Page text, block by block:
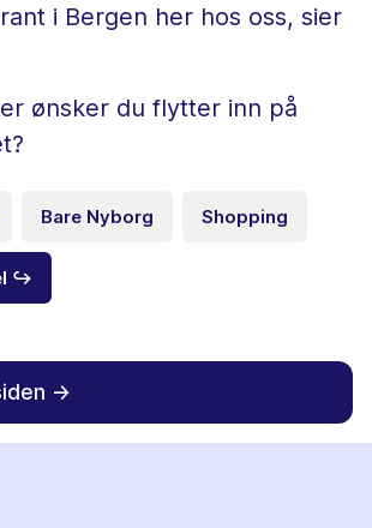
i Bergen her hos oss, sier
ønsker du flytter inn på
Bare Nyborg Shopping
↪
->